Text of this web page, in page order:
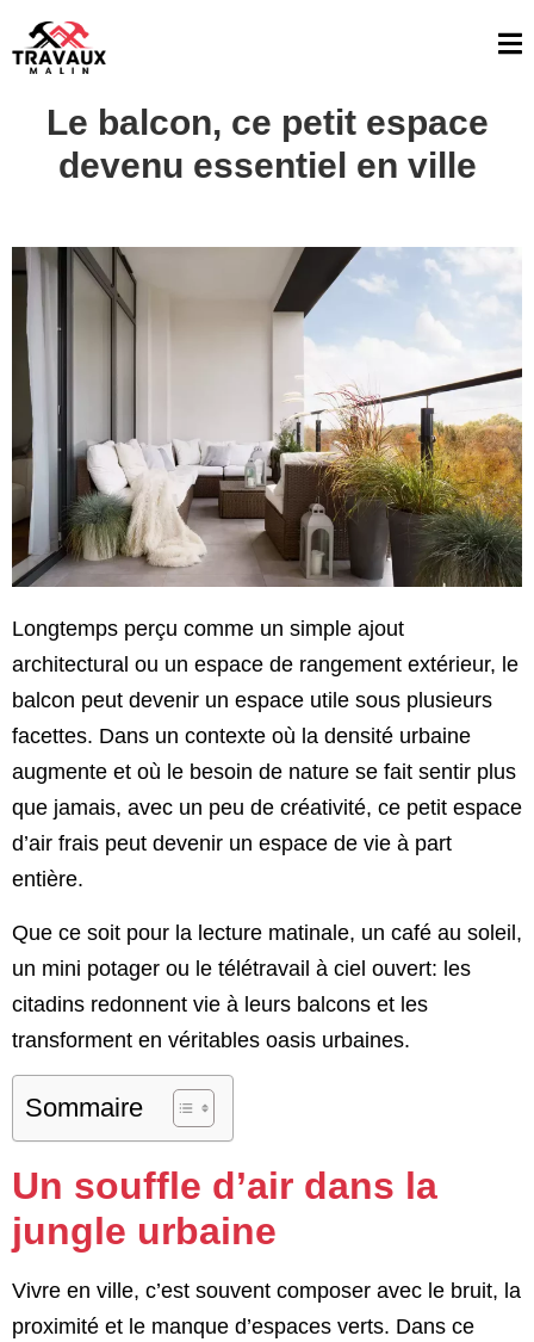
Le balcon, ce petit espace
devenu essentiel en ville
Longtemps perçu comme un simple ajout
architectural ou un espace de rangement extérieur, le
balcon peut devenir un espace utile sous plusieurs
facettes. Dans un contexte où la densité urbaine
augmente et où le besoin de nature se fait sentir plus
que jamais, avec un peu de créativité, ce petit espace
d’air frais peut devenir un espace de vie à part
entière.
Que ce soit pour la lecture matinale, un café au soleil,
un mini potager ou le télétravail à ciel ouvert: les
citadins redonnent vie à leurs balcons et les
transforment en véritables oasis urbaines.
Sommaire
Un souffle d’air dans la
jungle urbaine
Vivre en ville, c’est souvent composer avec le bruit, la
proximité et le manque d’espaces verts. Dans ce